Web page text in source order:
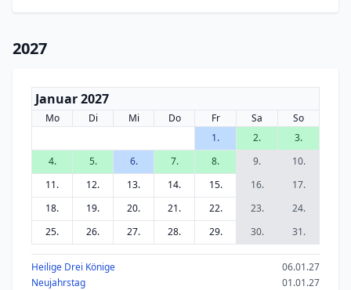
2027
Januar 2027
Mo Di Mi Do Fr Sa
So
1.
2.
3.
4.
5. 6. 7. 8. 9.
10.
11.
12. 13. 14. 15. 16.
17.
18.
19. 20. 21. 22. 23.
24.
25.
26. 27. 28. 29. 30. 31.
Heilige Drei Könige
06.01.27
Neujahrstag
01.01.27